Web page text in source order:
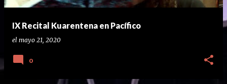
IX Recital Kuarentena en Pacífico
el mayo 21, 2020
0